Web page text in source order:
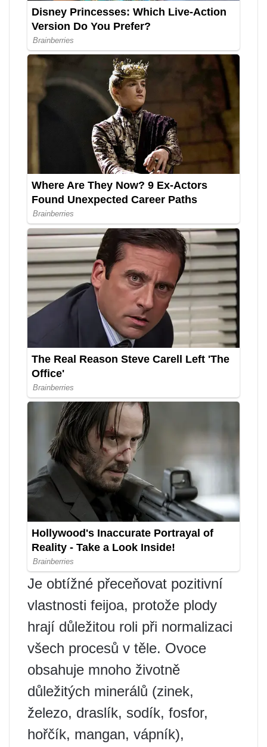
Je obtížné přeceňovat pozitivní
vlastnosti feijoa, protože plody
hrají důležitou roli při normalizaci
všech procesů v těle. Ovoce
obsahuje mnoho životně
důležitých minerálů (zinek,
železo, draslík, sodík, fosfor,
hořčík, mangan, vápník),